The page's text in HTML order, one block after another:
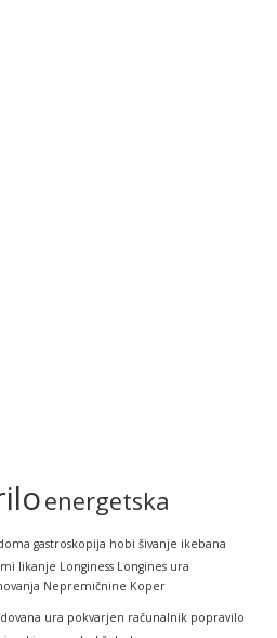
energetska
gastroskopija hobi šivanje ikebana
likanje Longiness Longines ura
Nepremičnine Koper
ura pokvarjen računalnik popravilo